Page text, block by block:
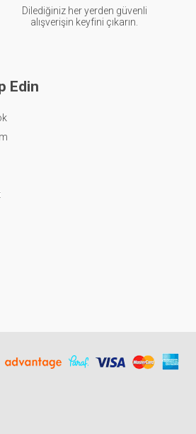
Dilediğiniz her yerden güvenli
alışverişin keyfini çıkarın.
Edin